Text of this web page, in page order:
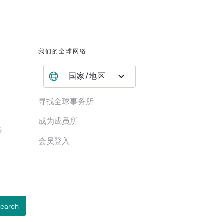
我们的全球网络
国家/地区
寻找全球事务所
成为成员所
会员登入